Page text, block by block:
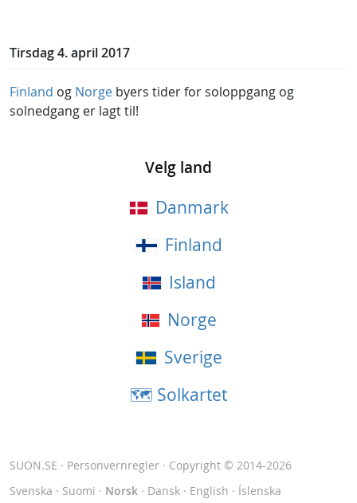
Tirsdag 4. april 2017
Finland og Norge byers tider for soloppgang og
solnedgang er lagt til!
Velg land
Danmark
Finland
Island
Norge
Sverige
🗺 Solkartet
SUON.SE · Personvernregler · Copyright © 2014-2026
Svenska · Suomi · Norsk · Dansk · English · Íslenska